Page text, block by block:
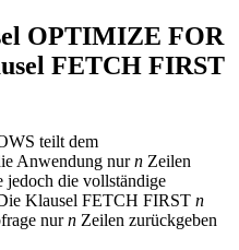
OPTIMIZE FOR
FETCH FIRST
teilt dem
Anwendung nurn Zeilen
jedoch die vollständige
Klausel FETCH FIRST n
nurn Zeilen zurückgeben